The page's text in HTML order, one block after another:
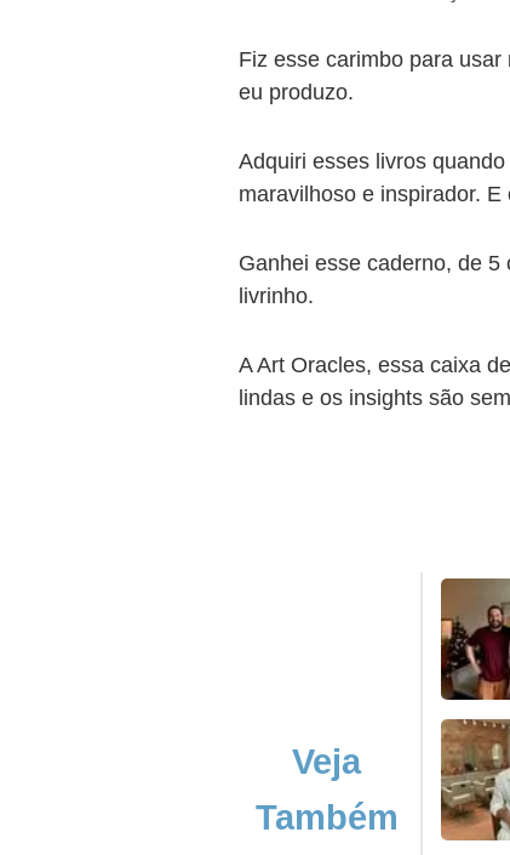
Fiz esse carimbo para
eu produzo.
Adquiri esses livros
maravilhoso e inspirador.
Ganhei esse caderno, de
livrinho.
A Art Oracles, essa caixa
lindas e os insights são
Veja
Também